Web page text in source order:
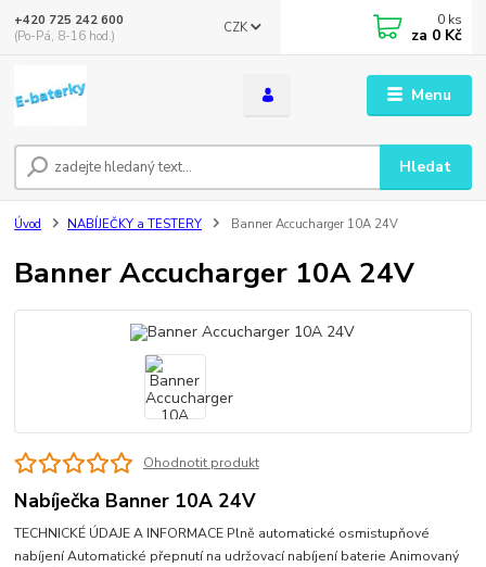
Menu
CZK
Hledat
+420 725 242 600
(Po-Pá, 8-16 hod.)
0 ks
za 0 Kč
Úvod NABÍJEČKY a TESTERY Banner Accucharger 10A 24V
Banner Accucharger 10A 24V
Ohodnotit produkt
Nabíječka Banner 10A 24V
TECHNICKÉ ÚDAJE A INFORMACE Plně automatické osmistupňové
nabíjení Automatické přepnutí na udržovací nabíjení baterie Animovaný